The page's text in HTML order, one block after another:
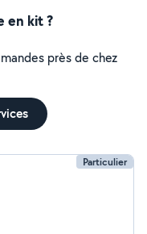
en kit ?
près de chez
Particulier